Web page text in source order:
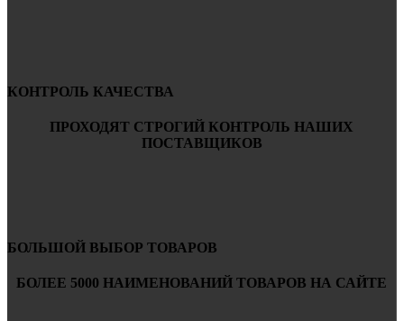
КОНТРОЛЬ КАЧЕСТВА
ПРОХОДЯТ СТРОГИЙ КОНТРОЛЬ НАШИХ
ПОСТАВЩИКОВ
БОЛЬШОЙ ВЫБОР ТОВАРОВ
БОЛЕЕ 5000 НАИМЕНОВАНИЙ ТОВАРОВ НА САЙТЕ